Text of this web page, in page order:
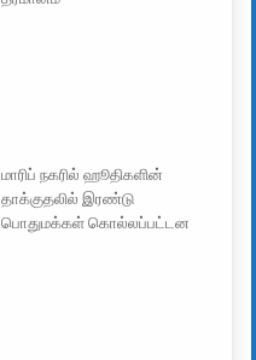
மாரிப் நகரில் ஹூதிகளின்
தாக்குதலில் இரண்டு
பொதுமக்கள் கொல்லப்பட்டன